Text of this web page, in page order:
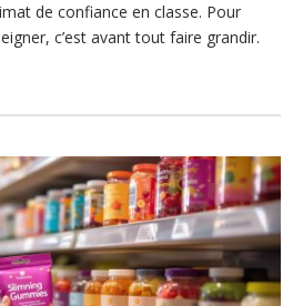
de confiance en classe. Pour
c’est avant tout faire grandir.